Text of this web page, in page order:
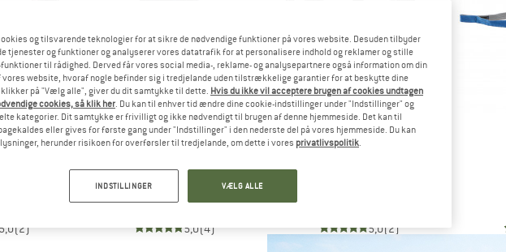
(2)
Seletøj til hunde
5,0(4) 5,0(2)
og tilsvarende teknologier for at sikre de nødvendige funktioner på vores website. Desuden tilbyder
tjenester og funktioner og analyserer vores datatrafik for at personalisere indhold og reklamer og stille
til rådighed. Derved får vores social media-, reklame- og analysepartnere også information om din
vores website, hvoraf nogle befinder sig i tredjelande uden tilstrækkelige garantier for at beskytte dine
klikker på "Vælg alle", giver du dit samtykke til dette. Hvis du ikke vil acceptere brugen af cookies undtagen
cookies, så klik her. Du kan til enhver tid ændre dine cookie-indstillinger under "Indstillinger" og
kategorier. Dit samtykke er frivilligt og ikke nødvendigt til brugen af denne hjemmeside. Det kan til
eller gives for første gang under "Indstillinger" i den nederste del på vores hjemmeside. Du kan
herunder risikoen for overførsler til tredjelande, om dette i vores privatlivspolitik.
INDSTILLINGER VÆLG ALLE